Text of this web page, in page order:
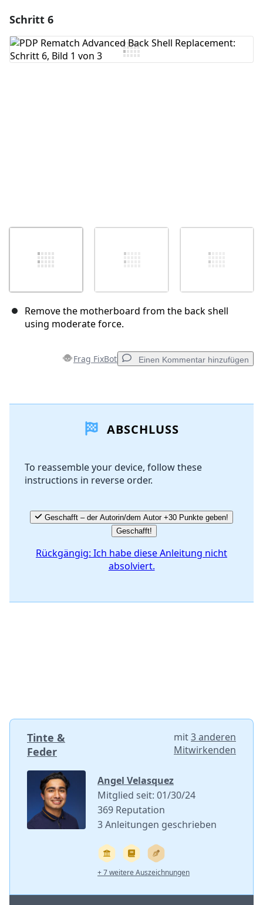
Kommentar hinzufügen
Schritt 6
Remove the motherboard from the back shell
using moderate force.
Frag FixBot Einen Kommentar hinzufügen
Kommentar hinzufügen
Abbrechen
ABSCHLUSS
To reassemble your device, follow these
instructions in reverse order.
Geschafft – der Autorin/dem Autor +30 Punkte geben!
Geschafft!
Rückgängig: Ich habe diese Anleitung nicht
absolviert.
Tinte &
Feder
mit3 anderen
Mitwirkenden
Angel Velasquez
Mitglied seit: 01/30/24
369 Reputation
3 Anleitungen geschrieben
+ 7 weitere Auszeichnungen